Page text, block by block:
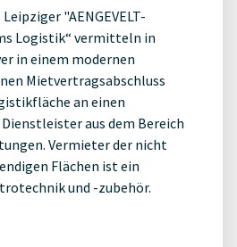
"AENGEVELT-
Logistik“ vermitteln in
in einem modernen
Mietvertragsabschluss
an einen
aus dem Bereich
Vermieter der nicht
Flächen ist ein
und -zubehör.